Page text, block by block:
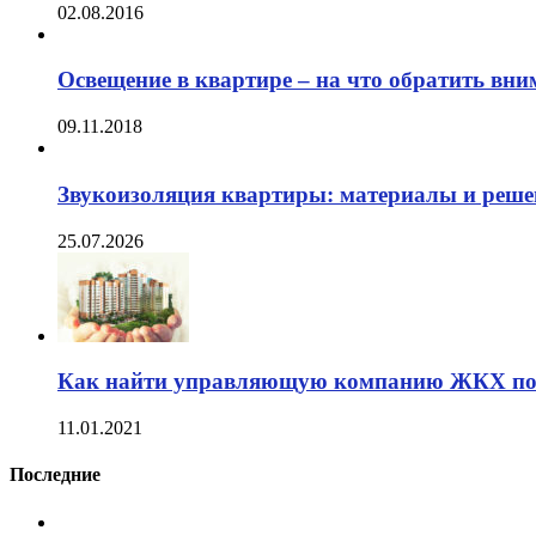
02.08.2016
Освещение в квартире – на что обратить
09.11.2018
Звукоизоляция квартиры: материалы и
25.07.2026
Как найти управляющую компанию ЖКХ по
11.01.2021
Последние